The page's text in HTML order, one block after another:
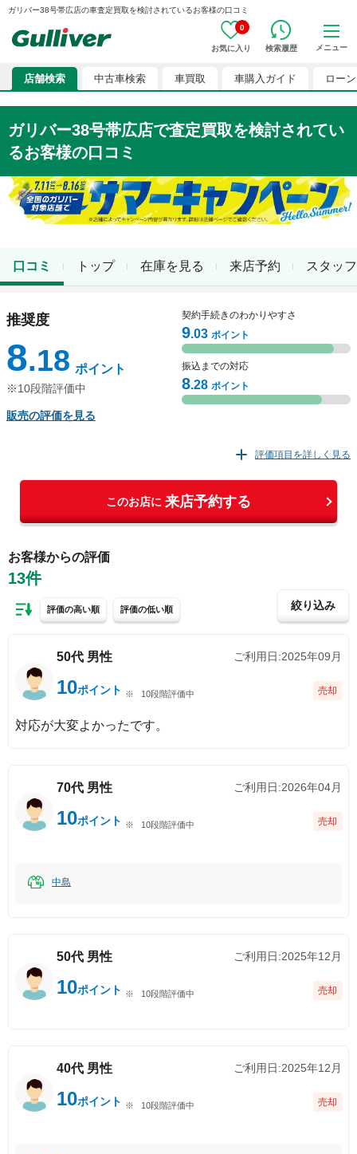
ガリバー38号帯広店の車査定買取を検討されているお客様の口コミ
0
お気に入り 検索履歴 メニュー
店舗検索 中古車検索 車買取 車購入ガイド ローン
ガリバー38号帯広店で査定買取を検討されてい
るお客様の口コミ
トップ 在庫を見る 来店予約
口コミ スタッフ
推奨度
8.18 ポイント
※10段階評価中
販売の評価を見る
契約手続きのわかりやすさ
9.03 ポイント
振込までの対応
8.28 ポイント
評価項目を詳しく見る
契約手続きのわかりやすさ
非常に満足 61%
やや満足
ふつう
0%
非常に不満 5
振込までの対応
非常に満足
やや満足
やや不満 9 %
非常に不満
このお店に 来店予約する
お客様からの評価
13件
絞り込み
評価の高い順 評価の低い順
50代 男性 ご利用日:2025年09月
10ポイント 10段階評価中 売却
対応が大変よかったです。
70代 男性 ご利用日:2026年04月
10ポイント 10段階評価中 売却
中島
50代 男性 ご利用日:2025年12月
10ポイント 10段階評価中 売却
40代 男性 ご利用日:2025年12月
10ポイント 10段階評価中 売却